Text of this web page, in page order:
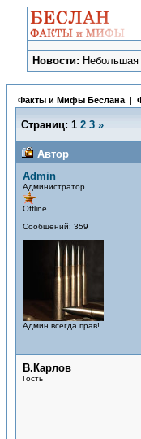
Новости: Небольшая
Факты и Мифы Беслана |
Страниц: 1 2 3 »
Автор
Admin
Администратор
Offline
Сообщений: 359
Админ всегда прав!
В.Карлов
Гость